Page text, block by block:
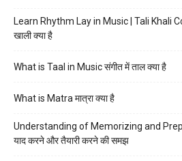
Learn Rhythm Lay in Music | Tali Khali
खाली क्या है
What is Taal in Music संगीत में ताल क्या है
What is Matra मात्रा क्या है
Understanding of Memorizing and
याद करने और तैयारी करने की समझ